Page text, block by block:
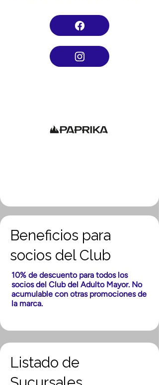
Beneficios para
socios del Club
10% de descuento para todos los
socios del Club del Adulto Mayor. No
acumulable con otras promociones de
la marca.
Listado de